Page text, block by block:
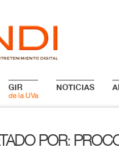
GIR
de la UVa
NOTICIAS
POR: